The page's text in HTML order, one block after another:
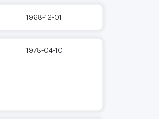
1968-12-01
1978-04-10